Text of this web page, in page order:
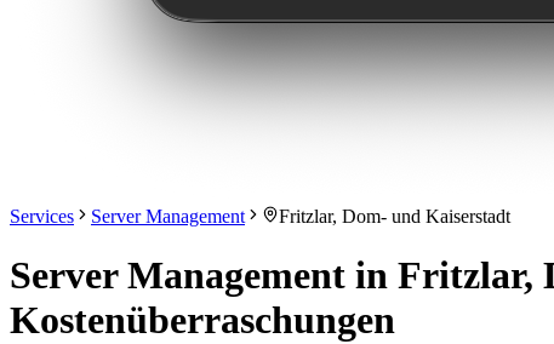
Services Server Management Fritzlar, Dom- und Kaiserstadt
Server Management in Fritzlar,
Kostenüberraschungen